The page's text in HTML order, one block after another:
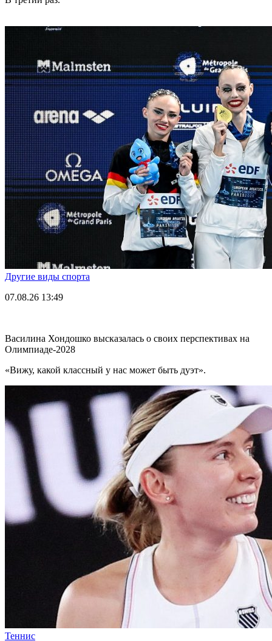
Другие виды спорта
07.08.26 13:49
Василина Хондошко высказалась о своих перспективах на
Олимпиаде-2028
«Вижу, какой классный у нас может быть дуэт».
Теннис